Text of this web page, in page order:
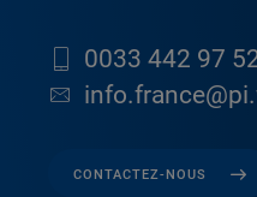
0033 442 97
CONTACTEZ-NOUS